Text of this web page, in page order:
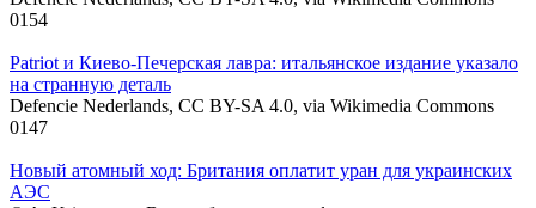
0154
Patriot и Киево-Печерская лавра: итальянское издание указало
на странную деталь
Defencie Nederlands, CC BY-SA 4.0, via Wikimedia Commons
0147
Новый атомный ход: Британия оплатит уран для украинских
АЭС